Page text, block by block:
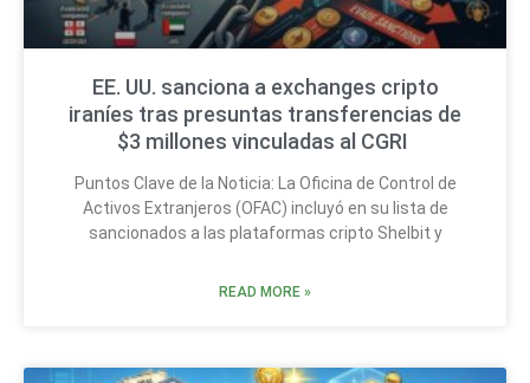
EE. UU. sanciona a exchanges cripto
iraníes tras presuntas transferencias de
$3 millones vinculadas al CGRI
Puntos Clave de la Noticia: La Oficina de Control de
Activos Extranjeros (OFAC) incluyó en su lista de
sancionados a las plataformas cripto Shelbit y
READ MORE »